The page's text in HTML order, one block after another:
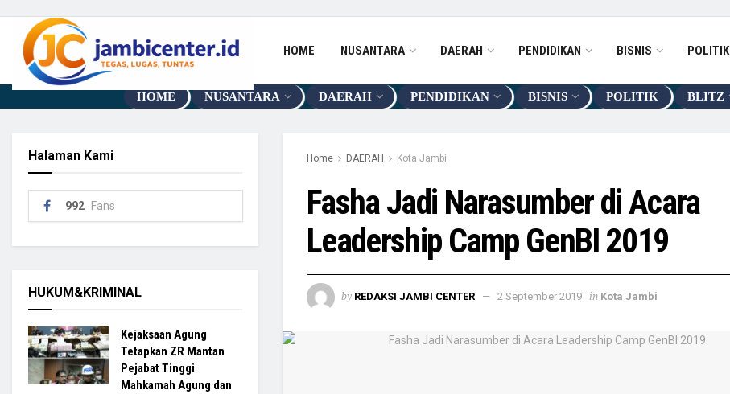
HOME NUSANTARA DAERAH PENDIDIKAN BISNIS POLITIK
HOME NUSANTARA DAERAH PENDIDIKAN BISNIS POLITIK BLITZ
Home DAERAH Kota Jambi
Fasha Jadi Narasumber di Acara
Leadership Camp GenBI 2019
by REDAKSI JAMBI CENTER 2 September 2019 in Kota Jambi
Halaman Kami
992 Fans
HUKUM&KRIMINAL
Kejaksaan Agung
Tetapkan ZR Mantan
Pejabat Tinggi
Mahkamah Agung dan